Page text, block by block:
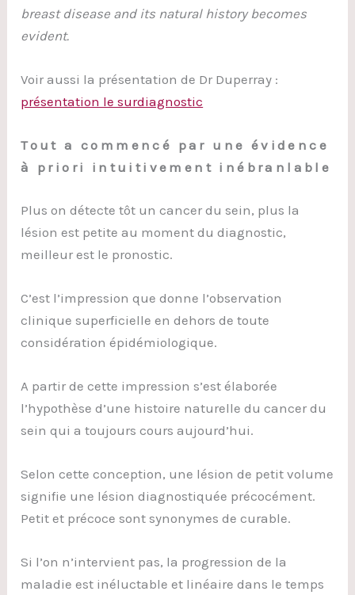
breast disease and its natural history becomes
evident.
Voir aussi la présentation de Dr Duperray :
présentation le surdiagnostic
Tout a commencé par une évidence
à priori intuitivement inébranlable
Plus on détecte tôt un cancer du sein, plus la
lésion est petite au moment du diagnostic,
meilleur est le pronostic.
C’est l’impression que donne l’observation
clinique superficielle en dehors de toute
considération épidémiologique.
A partir de cette impression s’est élaborée
l’hypothèse d’une histoire naturelle du cancer du
sein qui a toujours cours aujourd’hui.
Selon cette conception, une lésion de petit volume
signifie une lésion diagnostiquée précocément.
Petit et précoce sont synonymes de curable.
Si l’on n’intervient pas, la progression de la
maladie est inéluctable et linéaire dans le temps